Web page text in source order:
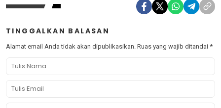
TINGGALKAN BALASAN
Alamat email Anda tidak akan dipublikasikan. Ruas yang wajib ditandai *